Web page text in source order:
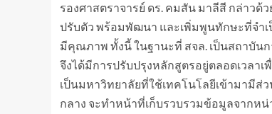
รองศาสตราจารย์ ดร. คมสัน มาลีสี กล่าวด้
ปรับตัว พร้อมพัฒนา และเพิ่มพูนทักษะที่จำเ
มีคุณภาพ ทั้งนี้ ในฐานะที่ สจล. เป็นสถาบัน
จึงได้มีการปรับปรุงหลักสูตรอยู่ตลอดเวลาเ
เป็นมหาวิทยาลัยที่ใช้เทคโนโลยีเข้ามามี
กลาง จะทำหน้าที่เก็บรวบรวมข้อมูลจากหน่